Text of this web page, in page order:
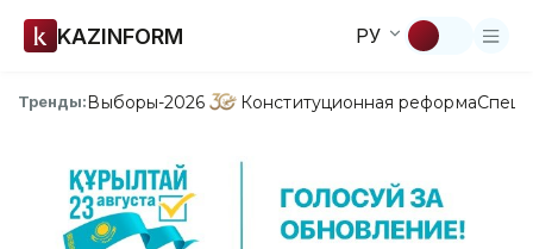
KAZINFORM РУ
Тренды:Выборы-2026 Конституционная реформа